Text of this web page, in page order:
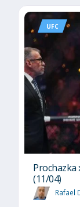
UFC
Prochazka
(11/04)
Rafael